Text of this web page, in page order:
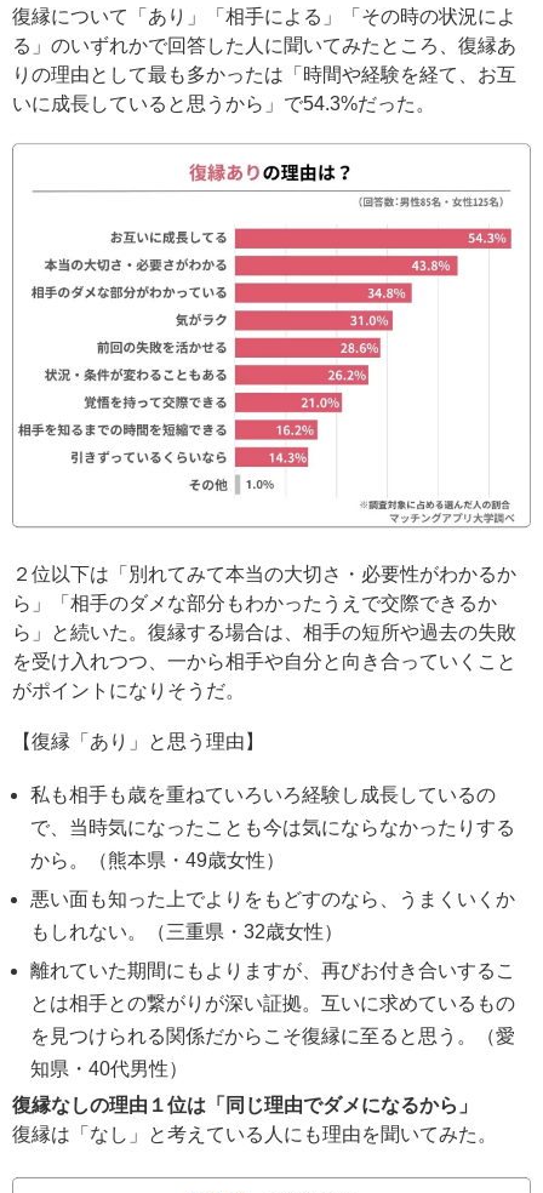
復縁について「あり」「相手による」「その時の状況によ
る」のいずれかで回答した人に聞いてみたところ、復縁あ
りの理由として最も多かったは「時間や経験を経て、お互
いに成長していると思うから」で54.3%だった。
２位以下は「別れてみて本当の大切さ・必要性がわかるか
ら」「相手のダメな部分もわかったうえで交際できるか
ら」と続いた。復縁する場合は、相手の短所や過去の失敗
を受け入れつつ、一から相手や自分と向き合っていくこと
がポイントになりそうだ。
【復縁「あり」と思う理由】
私も相手も歳を重ねていろいろ経験し成長しているの
で、当時気になったことも今は気にならなかったりする
から。（熊本県・49歳女性）
悪い面も知った上でよりをもどすのなら、うまくいくか
もしれない。（三重県・32歳女性）
離れていた期間にもよりますが、再びお付き合いするこ
とは相手との繋がりが深い証拠。互いに求めているもの
を見つけられる関係だからこそ復縁に至ると思う。（愛
知県・40代男性）
復縁なしの理由１位は「同じ理由でダメになるから」
復縁は「なし」と考えている人にも理由を聞いてみた。